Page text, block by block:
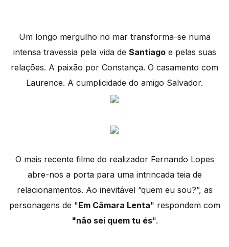
Um longo mergulho no mar transforma-se numa
intensa travessia pela vida de Santiagoe pelas suas
relações. A paixão por Constança. O casamento com
Laurence. A cumplicidade do amigo Salvador.
O mais recente filme do realizador Fernando Lopes
abre-nos a porta para uma intrincada teia de
relacionamentos. Ao inevitável “quem eu sou?”, as
personagens de "Em Câmara Lenta" respondem com
"não sei quem tu és".